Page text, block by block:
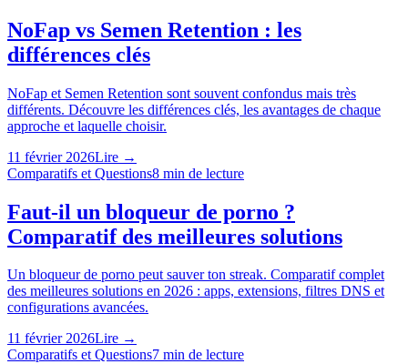
NoFap vs Semen Retention : les
différences clés
NoFap et Semen Retention sont souvent confondus mais très
différents. Découvre les différences clés, les avantages de chaque
approche et laquelle choisir.
11 février 2026Lire →
Comparatifs et Questions8 min de lecture
Faut-il un bloqueur de porno ?
Comparatif des meilleures solutions
Un bloqueur de porno peut sauver ton streak. Comparatif complet
des meilleures solutions en 2026 : apps, extensions, filtres DNS et
configurations avancées.
11 février 2026Lire →
Comparatifs et Questions7 min de lecture